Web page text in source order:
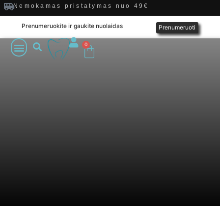
Nemokamas pristatymas nuo 49€
Prenumeruokite ir gaukite nuolaidas Prenumeruoti
0